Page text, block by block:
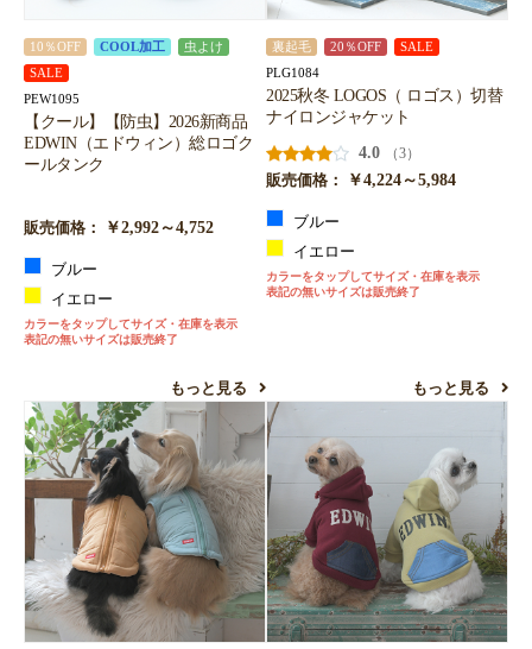
10％OFF COOL加工
虫よけ
SALE
PEW1095
【クール】【防虫】2026新商品
EDWIN（エドウィン）総ロゴク
ールタンク
販売価格： ￥2,992～4,752
ブルー
イエロー
カラーをタップしてサイズ・在庫を表示
表記の無いサイズは販売終了
もっと見る
裏起毛 20％OFF SALE
PLG1084
2025秋冬 LOGOS（ ロゴス）切替
ナイロンジャケット
4.0
（3）
販売価格：
￥4,224～5,984
ブルー
イエロー
カラーをタップしてサイズ・在庫を表示
表記の無いサイズは販売終了
もっと見る